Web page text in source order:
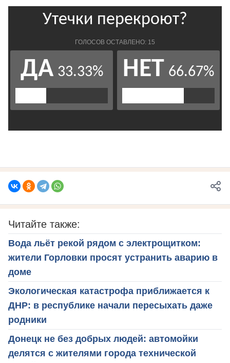
Читайте также:
Вода льёт рекой рядом с электрощитком:
жители Горловки просят устранить аварию в
доме
Экологическая катастрофа приближается к
ДНР: в республике начали пересыхать даже
родники
Донецк не без добрых людей: автомойки
делятся с жителями города технической